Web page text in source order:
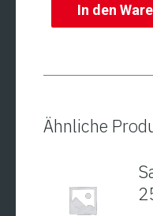
Bremse
schwarz
In den
Ähnliche